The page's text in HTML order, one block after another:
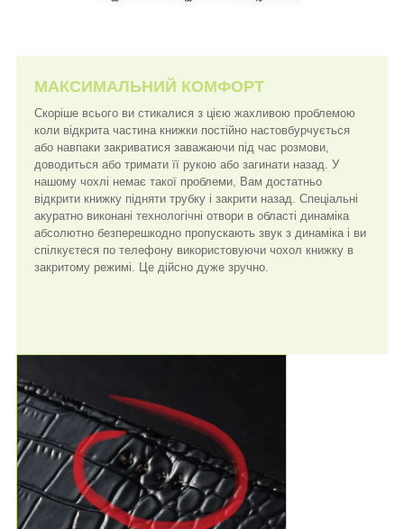
МАКСИМАЛЬНИЙ КОМФОРТ
Скоріше всього ви стикалися з цією жахливою проблемою
коли відкрита частина книжки постійно настовбурчується
або навпаки закриватися заважаючи під час розмови,
доводиться або тримати її рукою або загинати назад. У
нашому чохлі немає такої проблеми, Вам достатньо
відкрити книжку підняти трубку і закрити назад. Спеціальні
акуратно виконані технологічні отвори в області динаміка
абсолютно безперешкодно пропускають звук з динаміка і ви
спілкуєтеся по телефону використовуючи чохол книжку в
закритому режимі. Це дійсно дуже зручно.